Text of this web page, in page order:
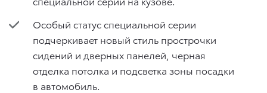
Особый статус специальной серии
подчеркивает новый стиль прострочки
сидений и дверных панелей, черная
отделка потолка и подсветка зоны посадки
в автомобиль.